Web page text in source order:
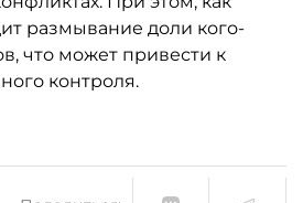
размывание доли кого-
что может привести к
контроля.